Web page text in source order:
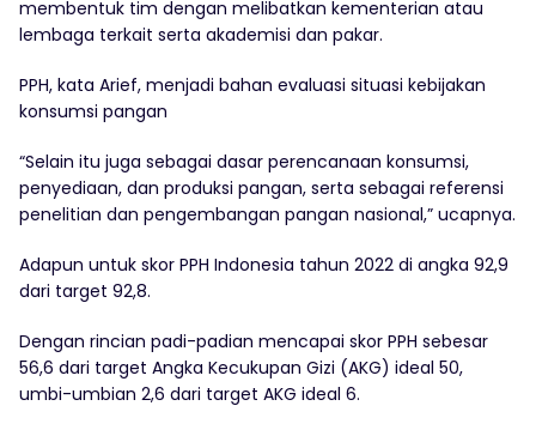
membentuk tim dengan melibatkan kementerian atau
lembaga terkait serta akademisi dan pakar.
PPH, kata Arief, menjadi bahan evaluasi situasi kebijakan
konsumsi pangan
“Selain itu juga sebagai dasar perencanaan konsumsi,
penyediaan, dan produksi pangan, serta sebagai referensi
penelitian dan pengembangan pangan nasional,” ucapnya.
Adapun untuk skor PPH Indonesia tahun 2022 di angka 92,9
dari target 92,8.
Dengan rincian padi-padian mencapai skor PPH sebesar
56,6 dari target Angka Kecukupan Gizi (AKG) ideal 50,
umbi-umbian 2,6 dari target AKG ideal 6.